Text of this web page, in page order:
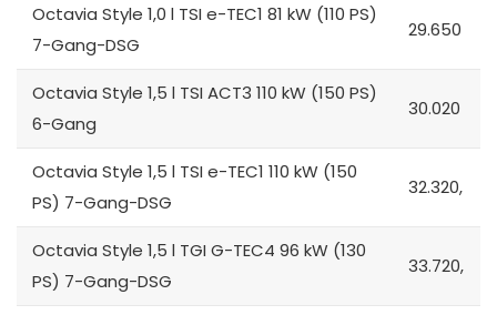
Octavia Style 1,0 l TSI e-TEC1 81 kW (110 PS)
7-Gang-DSG
29.650
Octavia Style 1,5 l TSI ACT3 110 kW (150 PS)
6-Gang
30.020
Octavia Style 1,5 l TSI e-TEC1 110 kW (150
PS) 7-Gang-DSG
32.320,
Octavia Style 1,5 l TGI G-TEC4 96 kW (130
PS) 7-Gang-DSG
33.720,